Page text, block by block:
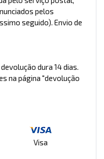
pelos
seguido). Envio de
dura 14 dias.
na página "devolução
Visa